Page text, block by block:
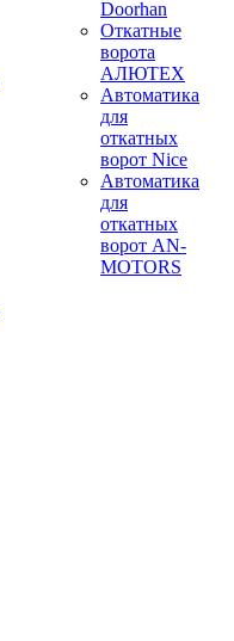
Doorhan
Откатные
ворота
АЛЮТЕХ
Автоматика
для
откатных
ворот Nice
Автоматика
для
откатных
ворот AN-
MOTORS